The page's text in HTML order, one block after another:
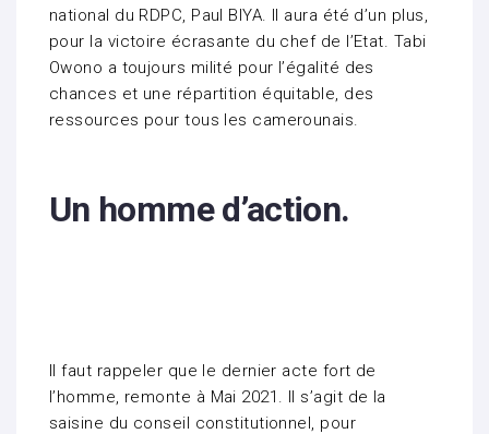
national du RDPC, Paul BIYA. Il aura été d’un plus,
pour la victoire écrasante du chef de l’Etat. Tabi
Owono a toujours milité pour l’égalité des
chances et une répartition équitable, des
ressources pour tous les camerounais.
Un homme d’action.
Il faut rappeler que le dernier acte fort de
l’homme, remonte à Mai 2021. Il s’agit de la
saisine du conseil constitutionnel, pour